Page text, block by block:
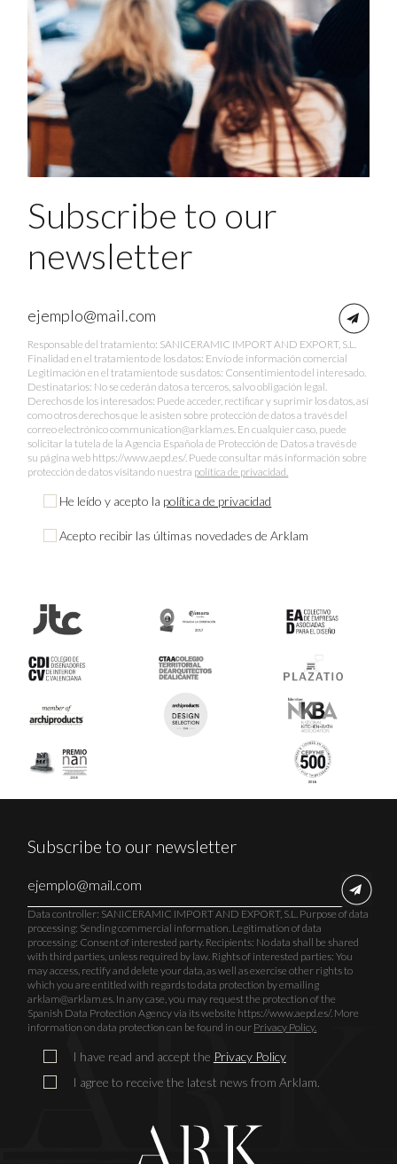
Subscribe to our
newsletter
Responsable del tratamiento: SANICERAMIC IMPORT AND EXPORT, S.L.
Finalidad en el tratamiento de los datos: Envío de información comercial
Legitimación en el tratamiento de sus datos: Consentimiento del interesado.
Destinatarios: No se cederán datos a terceros, salvo obligación legal.
Derechos de los interesados: Puede acceder, rectificar y suprimir los datos, así
como otros derechos que le asisten sobre protección de datos a través del
correo electrónico communication@arklam.es. En cualquier caso, puede
solicitar la tutela de la Agencia Española de Protección de Datos a través de
su página web https://www.aepd.es/. Puede consultar más información sobre
protección de datos visitando nuestra política de privacidad.
He leído y acepto la política de privacidad
Acepto recibir las últimas novedades de Arklam
Subscribe to our newsletter
Data controller: SANICERAMIC IMPORT AND EXPORT, S.L. Purpose of data
processing: Sending commercial information. Legitimation of data
processing: Consent of interested party. Recipients: No data shall be shared
with third parties, unless required by law. Rights of interested parties: You
may access, rectify and delete your data, as well as exercise other rights to
which you are entitled with regards to data protection by emailing
arklam@arklam.es. In any case, you may request the protection of the
Spanish Data Protection Agency via its website https://www.aepd.es/. More
information on data protection can be found in our Privacy Policy.
I have read and accept the Privacy Policy
I agree to receive the latest news from Arklam.